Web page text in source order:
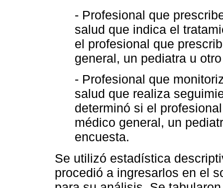
- Profesional que
salud que indica el
el profesional que
general, un pediatra u
- Profesional que
salud que realiza
determinó si el
médico general, un
encuesta.
Se utilizó estadística
procedió a ingresarlos en el